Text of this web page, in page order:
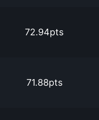
72.94pts
71.88pts